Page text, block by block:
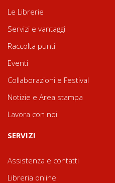
Le Librerie
Servizi e vantaggi
Raccolta punti
Eventi
Collaborazioni e Festival
Notizie e Area stampa
Lavora con noi
SERVIZI
Assistenza e contatti
Libreria online